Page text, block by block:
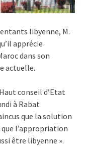
libyenne, M.
apprécie
dans son
actuelle.
conseil d’Etat
à Rabat
que la solution
l’appropriation
être libyenne ».